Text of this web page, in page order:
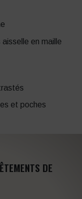
en maille
et poches
DE